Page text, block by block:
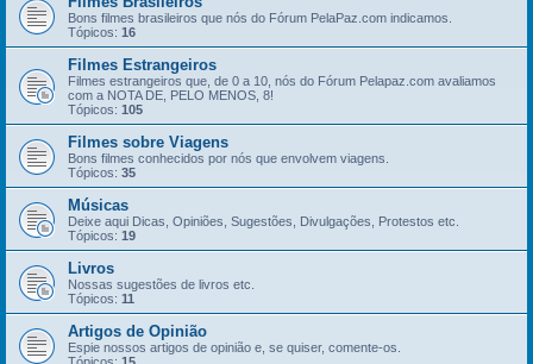
Bons filmes brasileiros que nós do Fórum PelaPaz.com indicamos.
Tópicos: 16
Filmes Estrangeiros
Filmes estrangeiros que, de 0 a 10, nós do Fórum Pelapaz.com avaliamos
com a NOTA DE, PELO MENOS, 8!
Tópicos: 105
Filmes sobre Viagens
Bons filmes conhecidos por nós que envolvem viagens.
Tópicos: 35
Músicas
Deixe aqui Dicas, Opiniões, Sugestões, Divulgações, Protestos etc.
Tópicos: 19
Livros
Nossas sugestões de livros etc.
Tópicos: 11
Artigos de Opinião
Espie nossos artigos de opinião e, se quiser, comente-os.